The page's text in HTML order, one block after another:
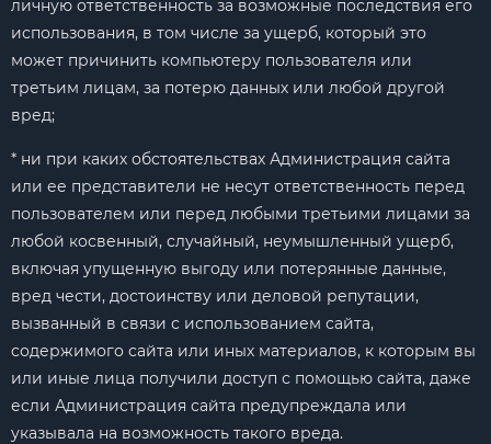
личную ответственность за возможные последствия его
использования, в том числе за ущерб, который это
может причинить компьютеру пользователя или
третьим лицам, за потерю данных или любой другой
вред;
* ни при каких обстоятельствах Администрация сайта
или ее представители не несут ответственность перед
пользователем или перед любыми третьими лицами за
любой косвенный, случайный, неумышленный ущерб,
включая упущенную выгоду или потерянные данные,
вред чести, достоинству или деловой репутации,
вызванный в связи с использованием сайта,
содержимого сайта или иных материалов, к которым вы
или иные лица получили доступ с помощью сайта, даже
если Администрация сайта предупреждала или
указывала на возможность такого вреда.